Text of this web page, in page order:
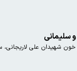
سلیمانی
شهیدان علی لاریجانی،